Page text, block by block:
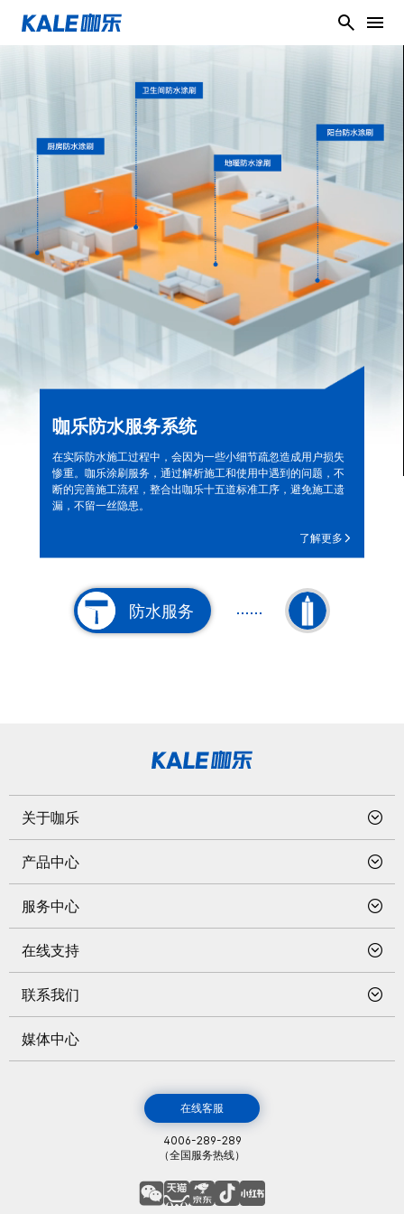
我们的品牌
组织
荣誉与实力
品牌历史
五大系统
前往概览
防水产品系列
回填堵漏补系列
胶粘剂系列
美缝装饰系列
墙地面处理系列
服务中心
前往概览
咖乐涂防水服务
咖乐涂美缝服务
在线支持
前往概览
配色助手
物料计算
联系我们
前往概览
在线客服
媒体中心
前往概览
咖乐防水服务系统
在实际防水施工过程中，会因为一些小细节疏忽造成用户损失
惨重。咖乐涂刷服务，通过解析施工和使用中遇到的问题，不
断的完善施工流程，整合出咖乐十五道标准工序，避免施工遗
漏，不留一丝隐患。
了解更多
防水服务
关于咖乐
前往概览
我们的品牌
品牌历史
产品中心
前往概览
回填堵漏补系列
墙地面处理系列
服务中心
前往概览
咖乐涂美缝服务
在线支持
前往概览
物料计算
联系我们
前往概览
媒体中心
在线客服
4006-289-289
（全国服务热线）